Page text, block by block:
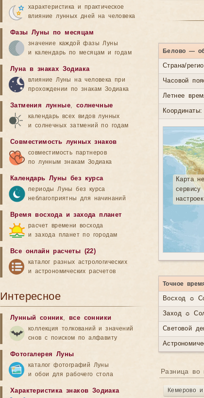
Белово —
Страна/
Часовой
Летнее
Карта
Точное
Восход ☼
Заход ☼
Световой
Разница во
Кемерово
характеристика и практическое
влияние лунных дней на человека
Фазы Луны по месяцам
значение каждой фазы Луны
и календарь по месяцам и годам
Луна в знаках Зодиака
влияние Луны на человека при
прохождении по знакам Зодиака
Затмения лунные, солнечные
календарь всех видов лунных
и солнечных затмений по годам
Совместимость лунных знаков
совместимость партнеров
по лунным знакам Зодиака
Календарь Луны без курса
периоды Луны без курса
неблагоприятны для начинаний
Время восхода и захода планет
расчет времени восхода
и захода планет по городам
Все онлайн расчеты (22)
каталог разных астрологических
и астрономических расчетов
Интересное
Лунный сонник, все сонники
коллекция толкований и значений
снов с поиском по алфавиту
Фотогалерея Луны
каталог фотографий Луны
и обои для рабочего стола
Характеристика знаков Зодиака